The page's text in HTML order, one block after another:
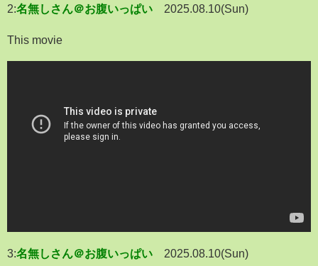
2:名無しさん＠お腹いっぱい 2025.08.10(Sun)
This movie
3:名無しさん＠お腹いっぱい
2025.08.10(Sun)